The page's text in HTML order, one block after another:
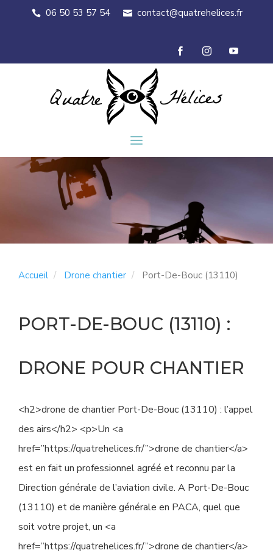
06 50 53 57 54 contact@quatrehelices.fr
Accueil Drone chantier Port-De-Bouc (13110)
PORT-DE-BOUC (13110) :
DRONE POUR CHANTIER
<h2>drone de chantier Port-De-Bouc (13110) : l’appel
des airs</h2> <p>Un <a
href=”https://quatrehelices.fr/”>drone de chantier</a>
est en fait un professionnel agréé et reconnu par la
Direction générale de l’aviation civile. A Port-De-Bouc
(13110) et de manière générale en PACA, quel que
soit votre projet, un <a
href=”https://quatrehelices.fr/”>drone de chantier</a>